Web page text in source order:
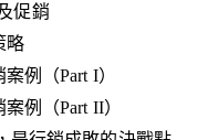
促銷
略
例（Part I）
例（Part II）